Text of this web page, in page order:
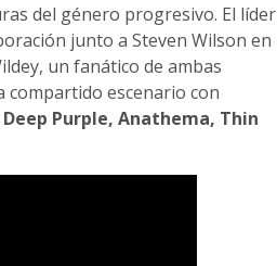
del género progresivo. El líder
junto a Steven Wilson en
un fanático de ambas
compartido escenario con
Purple, Anathema, Thin